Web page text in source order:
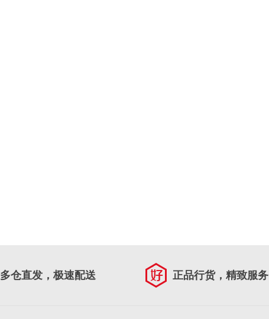
多仓直发，极速配送 正品行货，精致服务